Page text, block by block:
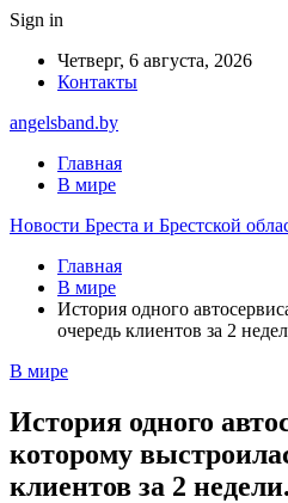
Sign in
Четверг, 6 августа, 2026
Контакты
angelsband.by
Главная
В мире
Новости Бреста и Брестской
Главная
В мире
История одного
очередь клиентов за 2
В мире
История одного
которому
клиентов за 2 недели.